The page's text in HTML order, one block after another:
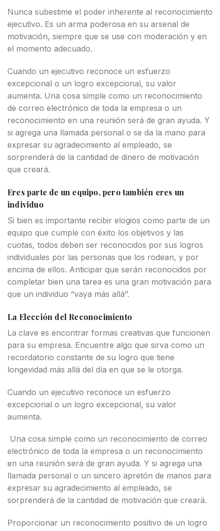
Nunca subestime el poder inherente al reconocimiento
ejecutivo. Es un arma poderosa en su arsenal de
motivación, siempre que se use con moderación y en
el momento adecuado.
Cuando un ejecutivo reconoce un esfuerzo
excepcional o un logro excepcional, su valor
aumenta. Una cosa simple como un reconocimiento
de correo electrónico de toda la empresa o un
reconocimiento en una reunión será de gran ayuda. Y
si agrega una llamada personal o se da la mano para
expresar su agradecimiento al empleado, se
sorprenderá de la cantidad de dinero de motivación
que creará.
Eres parte de un equipo, pero también eres un
individuo
Si bien es importante recibir elogios como parte de un
equipo que cumple con éxito los objetivos y las
cuotas, todos deben ser reconocidos por sus logros
individuales por las personas que los rodean, y por
encima de ellos. Anticipar que serán reconocidos por
completar bien una tarea es una gran motivación para
que un individuo “vaya más allá”.
La Elección del Reconocimiento
La clave es encontrar formas creativas que funcionen
para su empresa. Encuentre algo que sirva como un
recordatorio constante de su logro que tiene
longevidad más allá del día en que se le otorga.
Cuando un ejecutivo reconoce un esfuerzo
excepcional o un logro excepcional, su valor
aumenta.
Una cosa simple como un reconocimiento de correo
electrónico de toda la empresa o un reconocimiento
en una reunión será de gran ayuda. Y si agrega una
llamada personal o un sincero apretón de manos para
expresar su agradecimiento al empleado, se
sorprenderá de la cantidad de motivación que creará.
Proporcionar un reconocimiento positivo de un logro